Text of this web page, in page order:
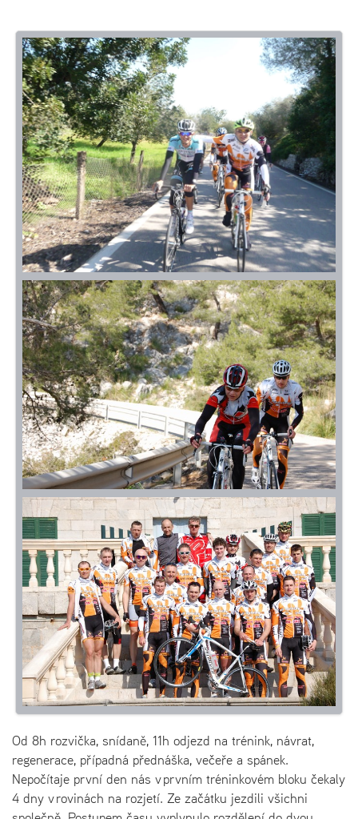
Od 8h rozvička, snídaně, 11h odjezd na trénink, návrat,
regenerace, případná přednáška, večeře a spánek.
Nepočítaje první den nás v prvním tréninkovém bloku čekaly
4 dny v rovinách na rozjetí. Ze začátku jezdili všichni